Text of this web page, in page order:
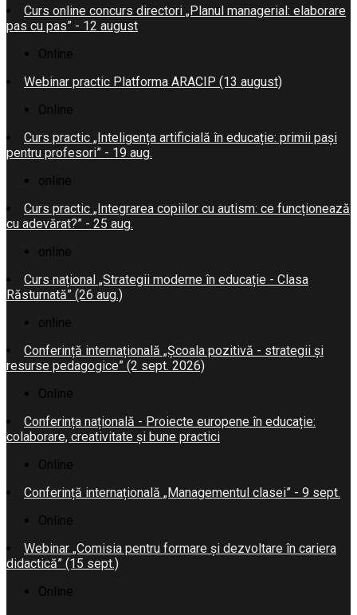
Curs online concurs directori „Planul managerial: elaborare
pas cu pas” - 12 august
Online
Webinar practic Platforma ARACIP (13 august)
Online
Curs practic „Inteligența artificială în educație: primii pași
pentru profesori” - 19 aug.
online
Curs practic „Integrarea copiilor cu autism: ce funcționează
cu adevărat?” - 25 aug.
online
Curs național „Strategii moderne în educație - Clasa
Răsturnată” (26 aug.)
online
Conferință internațională „Școala pozitivă - strategii și
resurse pedagogice” (2 sept. 2026)
Online
Conferința națională - Proiecte europene în educație:
colaborare, creativitate și bune practici
Online
Conferință internațională „Managementul clasei” - 9 sept.
Online
Webinar „Comisia pentru formare și dezvoltare în cariera
didactică” (15 sept.)
Online